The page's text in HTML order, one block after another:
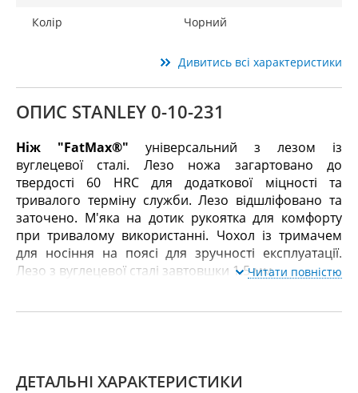
Колір
Чорний
Дивитись всі характеристики
ОПИС STANLEY 0-10-231
Ніж "FatMax®" універсальний з лезом із
вуглецевої сталі. Лезо ножа загартовано до
твердості 60 HRC для додаткової міцності та
тривалого терміну служби. Лезо відшліфовано та
заточено. М'яка на дотик рукоятка для комфорту
при тривалому використанні. Чохол із тримачем
для носіння на поясі для зручності експлуатації.
Лезо з вуглецевої сталі завтовшки 1.5 мм.Читати повністю
ДЕТАЛЬНІ ХАРАКТЕРИСТИКИ